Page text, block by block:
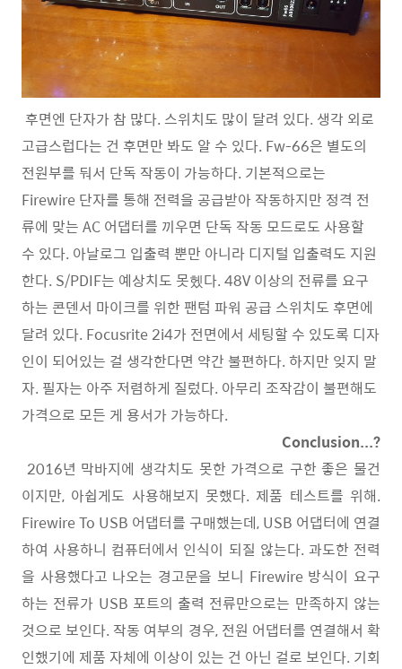
후면엔 단자가 참 많다. 스위치도 많이 달려 있다. 생각 외로
고급스럽다는 건 후면만 봐도 알 수 있다. Fw-66은 별도의
전원부를 둬서 단독 작동이 가능하다. 기본적으로는
Firewire 단자를 통해 전력을 공급받아 작동하지만 정격 전
류에 맞는 AC 어댑터를 끼우면 단독 작동 모드로도 사용할
수 있다. 아날로그 입출력 뿐만 아니라 디지털 입출력도 지원
한다. S/PDIF는 예상치도 못헸다. 48V 이상의 전류를 요구
하는 콘덴서 마이크를 위한 팬텀 파워 공급 스위치도 후면에
달려 있다. Focusrite 2i4가 전면에서 세팅할 수 있도록 디자
인이 되어있는 걸 생각한다면 약간 불편하다. 하지만 잊지 말
자. 필자는 아주 저렴하게 질렀다. 아무리 조작감이 불편해도
가격으로 모든 게 용서가 가능하다.
Conclusion...?
2016년 막바지에 생각치도 못한 가격으로 구한 좋은 물건
이지만, 아쉽게도 사용해보지 못했다. 제품 테스트를 위해.
Firewire To USB 어댑터를 구매했는데, USB 어댑터에 연결
하여 사용하니 컴퓨터에서 인식이 되질 않는다. 과도한 전력
을 사용했다고 나오는 경고문을 보니 Firewire 방식이 요구
하는 전류가 USB 포트의 출력 전류만으로는 만족하지 않는
것으로 보인다. 작동 여부의 경우, 전원 어댑터를 연결해서 확
인했기에 제품 자체에 이상이 있는 건 아닌 걸로 보인다. 기회